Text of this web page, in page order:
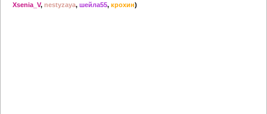
Xsenia_V,nestyzaya,шейла55,крохин)